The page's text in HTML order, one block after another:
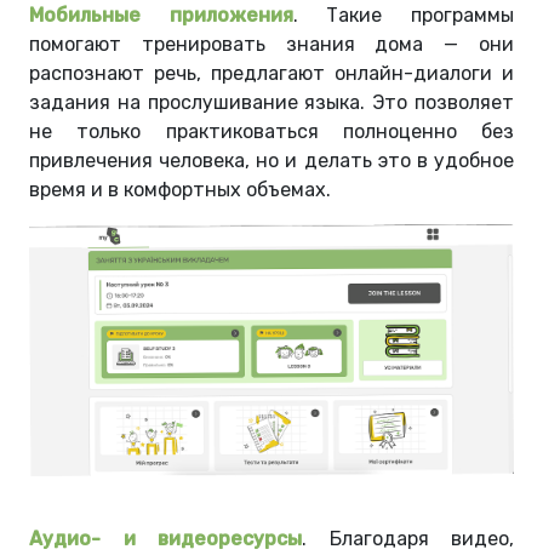
Мобильные приложения. Такие программы
помогают тренировать знания дома — они
распознают речь, предлагают онлайн-диалоги и
задания на прослушивание языка. Это позволяет
не только практиковаться полноценно без
привлечения человека, но и делать это в удобное
время и в комфортных объемах.
Аудио- и видеоресурсы. Благодаря видео,